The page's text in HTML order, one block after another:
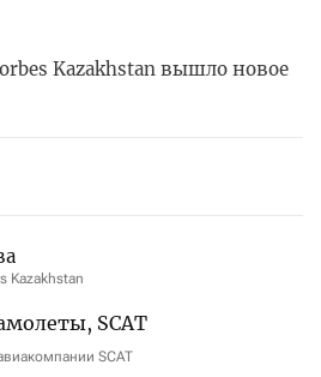
Kazakhstan вышло новое
Kazakhstan
SCAT